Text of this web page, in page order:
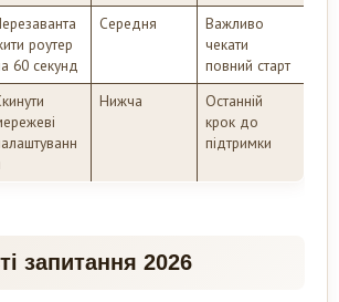
роутер
60 секунд
Середня
Важливо
чекати
повний старт
Нижча
Останній
крок до
підтримки
запитання 2026